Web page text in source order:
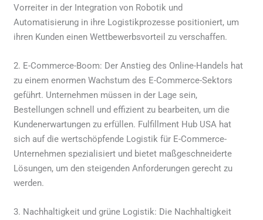
Vorreiter in der Integration von Robotik und
Automatisierung in ihre Logistikprozesse positioniert, um
ihren Kunden einen Wettbewerbsvorteil zu verschaffen.
2. E-Commerce-Boom: Der Anstieg des Online-Handels hat
zu einem enormen Wachstum des E-Commerce-Sektors
geführt. Unternehmen müssen in der Lage sein,
Bestellungen schnell und effizient zu bearbeiten, um die
Kundenerwartungen zu erfüllen. Fulfillment Hub USA hat
sich auf die wertschöpfende Logistik für E-Commerce-
Unternehmen spezialisiert und bietet maßgeschneiderte
Lösungen, um den steigenden Anforderungen gerecht zu
werden.
3. Nachhaltigkeit und grüne Logistik: Die Nachhaltigkeit